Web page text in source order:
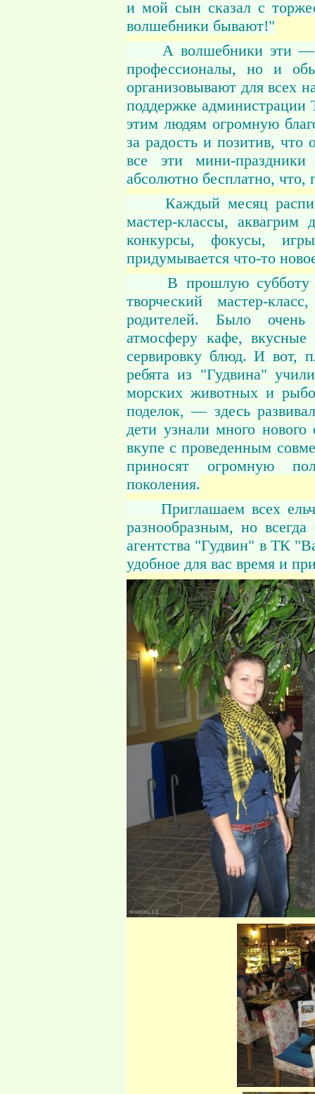
и мой сын сказал с
волшебники бывают!"
А волшебники эти —
профессионалы, но и
организовывают для всех
поддержке
этим людям огромную
за радость и позитив, что
все эти мини-
абсолютно бесплатно,
Каждый месяц
мастер-классы,
конкурсы, фокусы,
придумывается что-то
В прошлую субботу в
творческий мастер-
родителей. Было
атмосферу кафе, вкусные
сервировку блюд. И вот,
ребята из "Гудвина"
морских животных и
поделок, — здесь
дети узнали много
вкупе с проведенным
приносят огромную
поколения.
Приглашаем всех
разнообразным, но
агентства "Гудвин" в ТК
удобное для вас время и